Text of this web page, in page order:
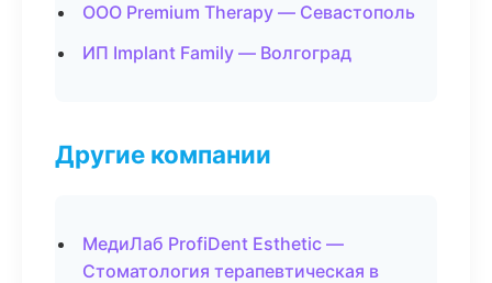
ООО Premium Therapy — Севастополь
ИП Implant Family — Волгоград
Другие компании
МедиЛаб ProfiDent Esthetic —
Стоматология терапевтическая в